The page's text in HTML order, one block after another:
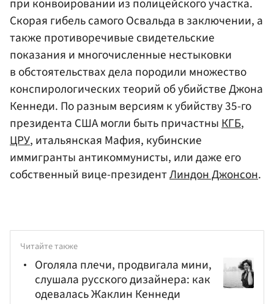
при конвоировании из полицейского участка.
Скорая гибель самого Освальда в заключении, а
также противоречивые свидетельские
показания и многочисленные нестыковки
в обстоятельствах дела породили множество
конспирологических теорий об убийстве Джона
Кеннеди. По разным версиям к убийству 35-го
президента США могли быть причастныКГБ,
ЦРУ, итальянская Мафия, кубинские
иммигранты антикоммунисты, или даже его
собственный вице-президентЛиндон Джонсон.
Читайте также
Оголяла плечи, продвигала мини,
слушала русского дизайнера: как
одевалась Жаклин Кеннеди